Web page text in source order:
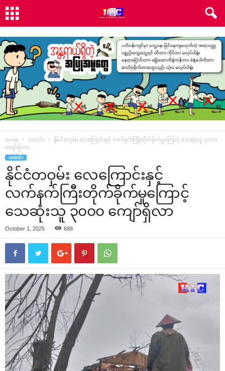
Home သတင်း
နိုင်ငံတဝှမ်း လေကြောင်းနှင့် လက်နက်ကြီးတိုက်ခိုက်မှုကြောင့် သေဆုံးသူ ၃၀၀၀
ကျော်ရှိလာ
သတင်း
နိုင်ငံတဝှမ်း လေကြောင်းနှင့်
လက်နက်ကြီးတိုက်ခိုက်မှုကြောင့်
သေဆုံးသူ ၃၀၀၀ ကျော်ရှိလာ
October 1, 2025 688